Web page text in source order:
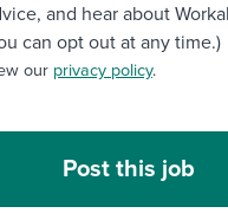
and hear about
can opt out at any time.)
our privacy policy.